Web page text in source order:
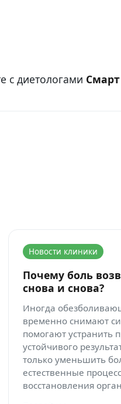
с диетологами
Новости клиники
Почему боль
снова и снова?
Иногда
временно снимают
помогают устранить
устойчивого
только уменьшить
естественные
восстановления